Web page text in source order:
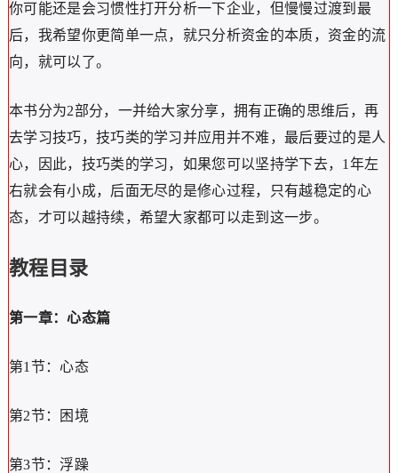
你可能还是会习惯性打开分析一下企业，但慢慢过渡到最
后，我希望你更简单一点，就只分析资金的本质，资金的流
向，就可以了。
本书分为2部分，一并给大家分享，拥有正确的思维后，再
去学习技巧，技巧类的学习并应用并不难，最后要过的是人
心，因此，技巧类的学习，如果您可以坚持学下去，1年左
右就会有小成，后面无尽的是修心过程，只有越稳定的心
态，才可以越持续，希望大家都可以走到这一步。
教程目录
第一章：心态篇
第1节：心态
第2节：困境
第3节：浮躁